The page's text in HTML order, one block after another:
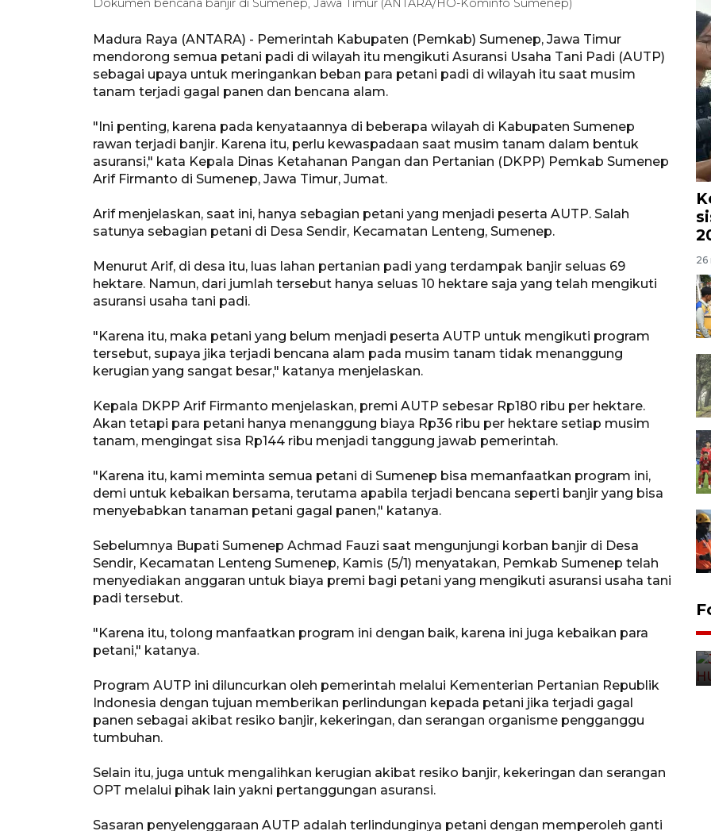
Dokumen bencana banjir di Sumenep, Jawa Timur (ANTARA/HO-Kominfo Sumenep)
Madura Raya (ANTARA) - Pemerintah Kabupaten (Pemkab) Sumenep, Jawa Timur
mendorong semua petani padi di wilayah itu mengikuti Asuransi Usaha Tani Padi (AUTP)
sebagai upaya untuk meringankan beban para petani padi di wilayah itu saat musim
tanam terjadi gagal panen dan bencana alam.
"Ini penting, karena pada kenyataannya di beberapa wilayah di Kabupaten Sumenep
rawan terjadi banjir. Karena itu, perlu kewaspadaan saat musim tanam dalam bentuk
asuransi," kata Kepala Dinas Ketahanan Pangan dan Pertanian (DKPP) Pemkab Sumenep
Arif Firmanto di Sumenep, Jawa Timur, Jumat.
Arif menjelaskan, saat ini, hanya sebagian petani yang menjadi peserta AUTP. Salah
satunya sebagian petani di Desa Sendir, Kecamatan Lenteng, Sumenep.
Menurut Arif, di desa itu, luas lahan pertanian padi yang terdampak banjir seluas 69
hektare. Namun, dari jumlah tersebut hanya seluas 10 hektare saja yang telah mengikuti
asuransi usaha tani padi.
"Karena itu, maka petani yang belum menjadi peserta AUTP untuk mengikuti program
tersebut, supaya jika terjadi bencana alam pada musim tanam tidak menanggung
kerugian yang sangat besar," katanya menjelaskan.
Kepala DKPP Arif Firmanto menjelaskan, premi AUTP sebesar Rp180 ribu per hektare.
Akan tetapi para petani hanya menanggung biaya Rp36 ribu per hektare setiap musim
tanam, mengingat sisa Rp144 ribu menjadi tanggung jawab pemerintah.
"Karena itu, kami meminta semua petani di Sumenep bisa memanfaatkan program ini,
demi untuk kebaikan bersama, terutama apabila terjadi bencana seperti banjir yang bisa
menyebabkan tanaman petani gagal panen," katanya.
Sebelumnya Bupati Sumenep Achmad Fauzi saat mengunjungi korban banjir di Desa
Sendir, Kecamatan Lenteng Sumenep, Kamis (5/1) menyatakan, Pemkab Sumenep telah
menyediakan anggaran untuk biaya premi bagi petani yang mengikuti asuransi usaha tani
padi tersebut.
"Karena itu, tolong manfaatkan program ini dengan baik, karena ini juga kebaikan para
petani," katanya.
Program AUTP ini diluncurkan oleh pemerintah melalui Kementerian Pertanian Republik
Indonesia dengan tujuan memberikan perlindungan kepada petani jika terjadi gagal
panen sebagai akibat resiko banjir, kekeringan, dan serangan organisme pengganggu
tumbuhan.
Selain itu, juga untuk mengalihkan kerugian akibat resiko banjir, kekeringan dan serangan
OPT melalui pihak lain yakni pertanggungan asuransi.
Sasaran penyelenggaraan AUTP adalah terlindunginya petani dengan memperoleh ganti
26
Aksi bersih sungai di kawasan
padat penduduk